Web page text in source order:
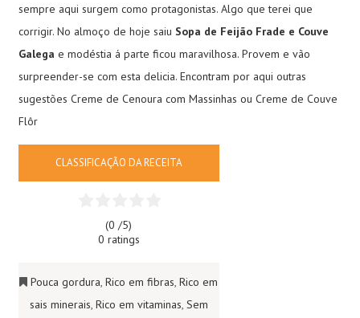
sempre aqui surgem como protagonistas. Algo que terei que
corrigir. No almoço de hoje saiu Sopa de Feijão Frade e Couve
Galega e modéstia á parte ficou maravilhosa. Provem e vão
surpreender-se com esta delicia. Encontram por aqui outras
sugestões Creme de Cenoura com Massinhas ou Creme de Couve
Flôr
CLASSIFICAÇÃO DA RECEITA
(0 /5)
0 ratings
Pouca gordura,Rico em fibras,Rico em
sais minerais, Rico em vitaminas, Sem